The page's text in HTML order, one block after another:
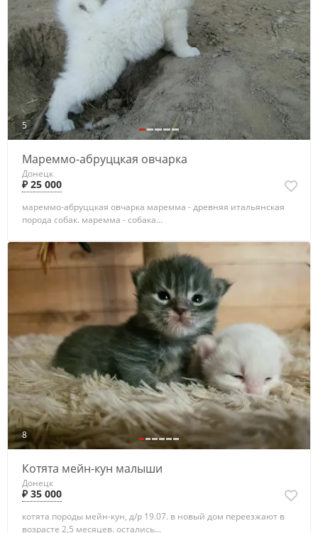
5
Мареммо-абруццкая овчарка
Донецк
₽ 25 000
мареммо-абруццкая овчарка маремма - древняя итальянская
порода собак. маремма - собака...
8
Котята мейн-кун малыши
Донецк
₽ 35 000
котята породы мейн-кун, д/р 19.07. в новый дом переезжают в
возрасте 2,5 месяцев. остались...